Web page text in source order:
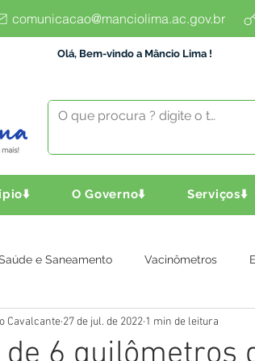
comunicacao@manciolima.ac.gov.br
Olá, Bem-vindo a Mâncio Lima !
O Governo⬇️ Serviços⬇️
e Saneamento Vacinômetros
Infra, Obra e Transporte Assistência
Cavalcante 27 de jul. de 2022 1 min de leitura